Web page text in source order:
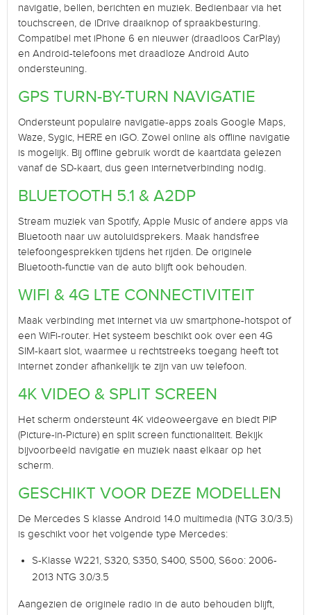
navigatie, bellen, berichten en muziek. Bedienbaar via het
touchscreen, de iDrive draaiknop of spraakbesturing.
Compatibel met iPhone 6 en nieuwer (draadloos CarPlay)
en Android-telefoons met draadloze Android Auto
ondersteuning.
GPS TURN-BY-TURN NAVIGATIE
Ondersteunt populaire navigatie-apps zoals Google Maps,
Waze, Sygic, HERE en iGO. Zowel online als offline navigatie
is mogelijk. Bij offline gebruik wordt de kaartdata gelezen
vanaf de SD-kaart, dus geen internetverbinding nodig.
BLUETOOTH 5.1 & A2DP
Stream muziek van Spotify, Apple Music of andere apps via
Bluetooth naar uw autoluidsprekers. Maak handsfree
telefoongesprekken tijdens het rijden. De originele
Bluetooth-functie van de auto blijft ook behouden.
WIFI & 4G LTE CONNECTIVITEIT
Maak verbinding met internet via uw smartphone-hotspot of
een WiFi-router. Het systeem beschikt ook over een 4G
SIM-kaart slot, waarmee u rechtstreeks toegang heeft tot
internet zonder afhankelijk te zijn van uw telefoon.
4K VIDEO & SPLIT SCREEN
Het scherm ondersteunt 4K videoweergave en biedt PIP
(Picture-in-Picture) en split screen functionaliteit. Bekijk
bijvoorbeeld navigatie en muziek naast elkaar op het
scherm.
GESCHIKT VOOR DEZE MODELLEN
De Mercedes S klasse Android 14.0 multimedia (NTG 3.0/3.5)
is geschikt voor het volgende type Mercedes:
S-Klasse W221, S320, S350, S400, S500, S6oo: 2006-
2013 NTG 3.0/3.5
Aangezien de originele radio in de auto behouden blijft,